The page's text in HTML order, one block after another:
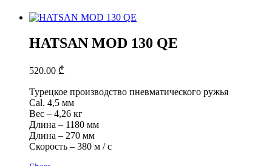
HATSAN MOD 130 QE
520.00 ₾
Турецкое производство пневматического ружья
Cal. 4,5 мм
Вес – 4,26 кг
Длина – 1180 мм
Длина – 270 мм
Скорость – 380 м / с